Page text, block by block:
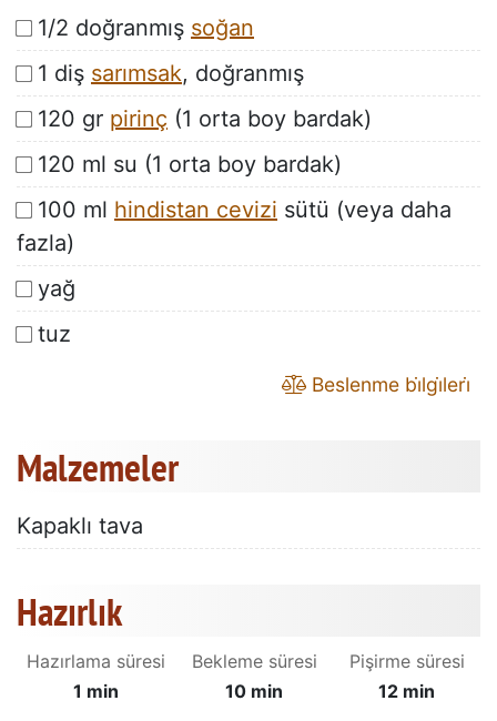
1/2 doğranmış soğan
1 diş sarımsak, doğranmış
120 gr pirinç (1 orta boy bardak)
120 ml su (1 orta boy bardak)
100 ml hindistan cevizi sütü (veya daha
fazla)
yağ
tuz
Beslenme bi̇lgi̇leri̇
Malzemeler
Kapaklı tava
Hazırlık
Hazırlama süresi
1 min
Bekleme süresi
10 min
Pişirme süresi
12 min